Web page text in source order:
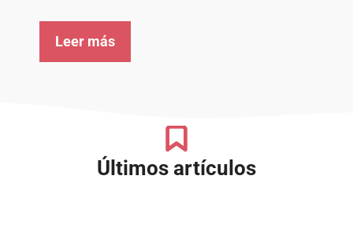
Leer más
Últimos artículos